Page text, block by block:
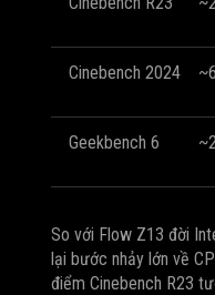
Cinebench 2024
Geekbench 6
So với Flow Z13 đời
lại bước nhảy lớn về
điểm Cinebench R23